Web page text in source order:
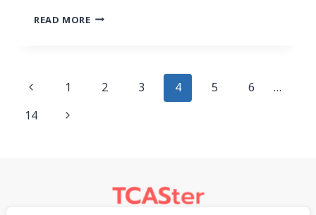
READ MORE
1 2 3 4 5 6
…
14